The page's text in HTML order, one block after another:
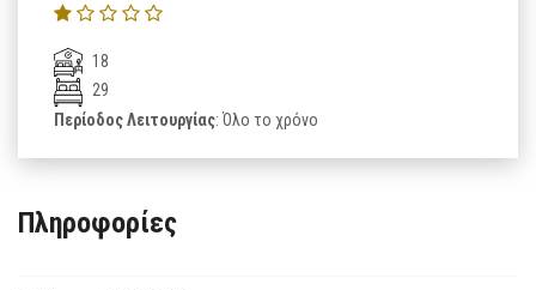
18
29
Περίοδος Λειτουργίας: Όλο το χρόνο
Πληροφορίες